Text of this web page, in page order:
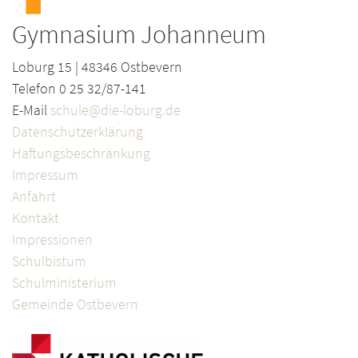
Gymnasium Johanneum
Loburg 15 | 48346 Ostbevern
Telefon 0 25 32/87-141
E-Mail schule@die-loburg.de
Datenschutzerklärung
Haftungsbeschränkung
Impressum
Anfahrt
Kontakt
Impressionen
Schulbistum
Schulministerium
Gemeinde Ostbevern